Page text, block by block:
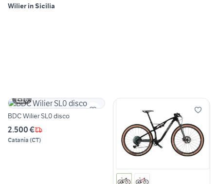
Wilier in Sicilia
6
BDC Wilier SL0 disco
2.500 €
Catania (CT)